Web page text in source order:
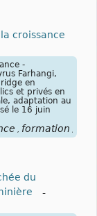
croissance
-
Farhangi,
en
et privés en
adaptation au
le 16 juin
formation
du
-